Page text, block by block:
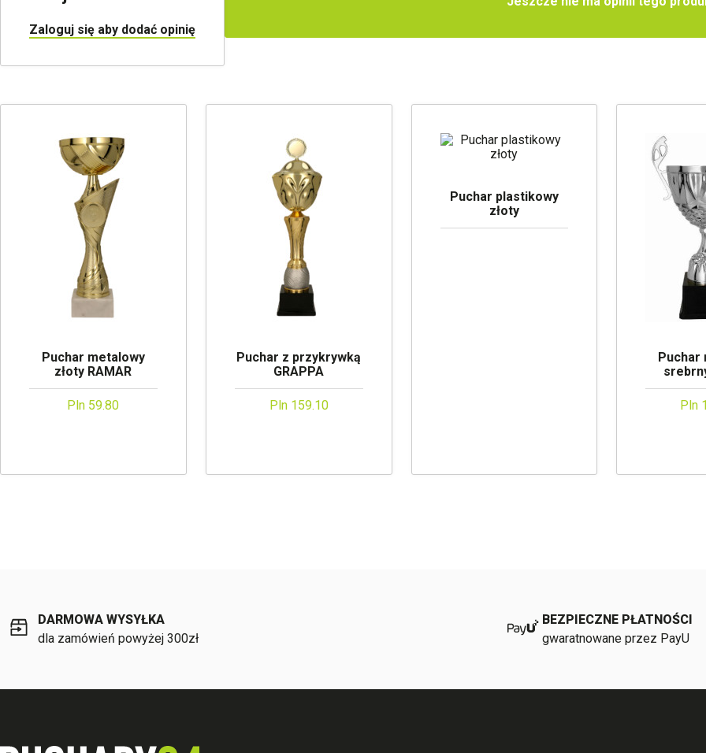
Zaloguj się aby dodać opinię
Puchar metalowy
złoty RAMAR
Pln 59.80
Puchar z przykrywką
GRAPPA
Pln 159.10
Puchar plastikowy
złoty
Puchar
Pln
DARMOWA WYSYŁKA
dla zamówień powyżej 300zł
BEZPIECZNE PŁATNOŚCI
gwaratnowane przez PayU